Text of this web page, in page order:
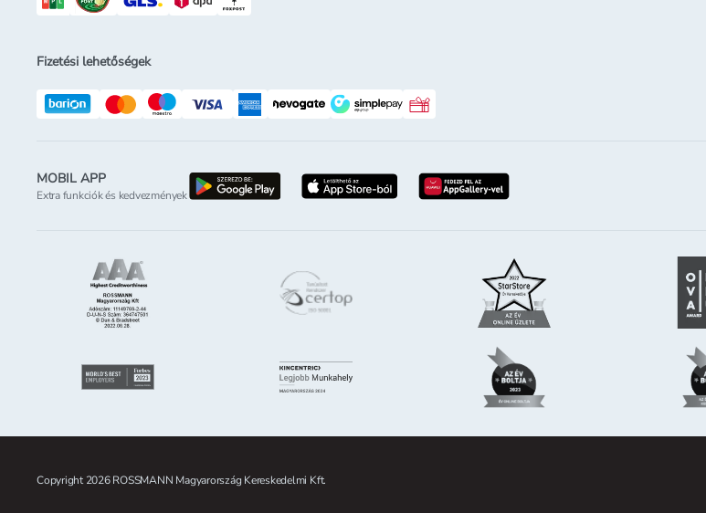
Fizetési lehetőségek
Rossmann ajándékkártya
MOBIL APP
Extra funkciók és kedvezmények
letöltés a google-play-rölletöltés az app-store-bólletöltés huawei app-galery-böl
Copyright 2026 ROSSMANN Magyarország Kereskedelmi Kft.